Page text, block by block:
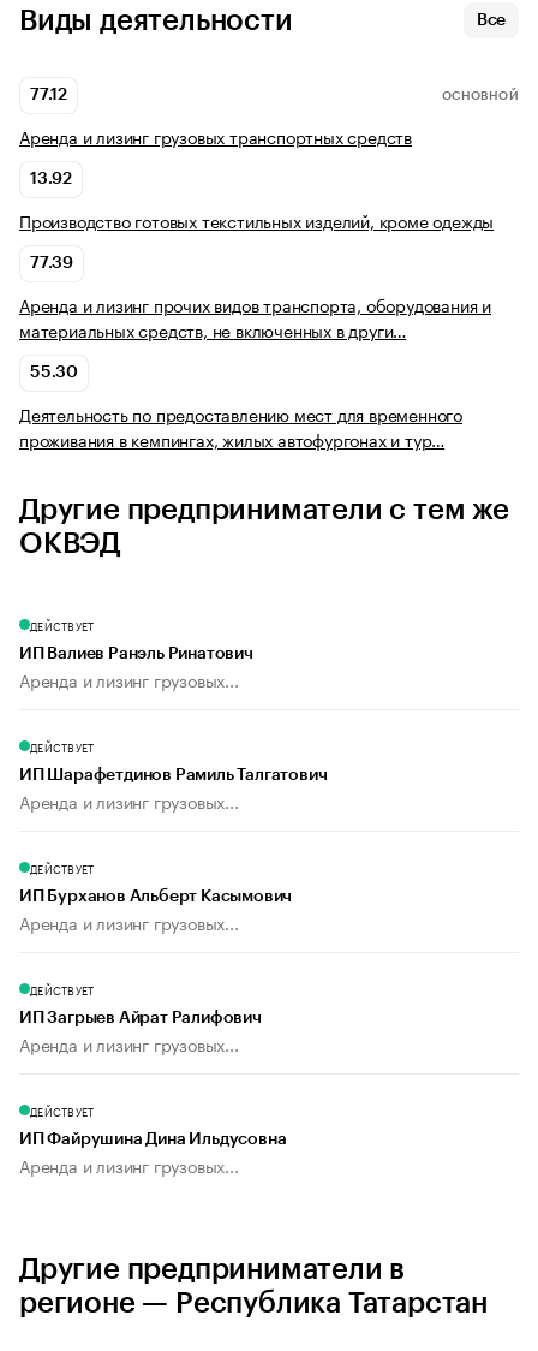
Виды деятельности Все
77.12 ОСНОВНОЙ
Аренда и лизинг грузовых транспортных средств
13.92
Производство готовых текстильных изделий, кроме одежды
77.39
Аренда и лизинг прочих видов транспорта, оборудования и
материальных средств, не включенных в други…
55.30
Деятельность по предоставлению мест для временного
проживания в кемпингах, жилых автофургонах и тур…
Другие предприниматели с тем же
ОКВЭД
ДЕЙСТВУЕТ
ИП Валиев Ранэль Ринатович
Аренда и лизинг грузовых...
ДЕЙСТВУЕТ
ИП Шарафетдинов Рамиль Талгатович
Аренда и лизинг грузовых...
ДЕЙСТВУЕТ
ИП Бурханов Альберт Касымович
Аренда и лизинг грузовых...
ДЕЙСТВУЕТ
ИП Загрыев Айрат Ралифович
Аренда и лизинг грузовых...
ДЕЙСТВУЕТ
ИП Файрушина Дина Ильдусовна
Аренда и лизинг грузовых...
Другие предприниматели в
регионе — Республика Татарстан